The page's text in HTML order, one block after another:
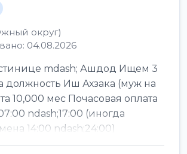
округ)
04.08.2026
mdash; Ашдод Ищем 3
должность Иш Ахзака (муж на
10,000 мес Почасовая оплата
ndash;17:00 (иногда
14:00 ndash;24:00)